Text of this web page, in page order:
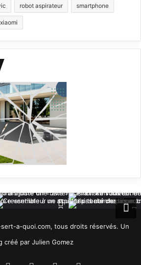
robot aspirateur smartphone
xiaomi
a-quoi.com, tous droits réservés. Un
créé par Julien Gomez